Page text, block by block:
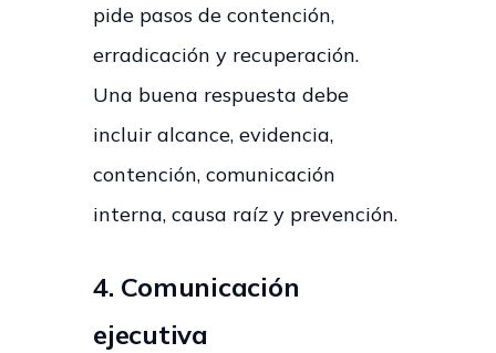
pide pasos de contención,
erradicación y recuperación.
Una buena respuesta debe
incluir alcance, evidencia,
contención, comunicación
interna, causa raíz y prevención.
4. Comunicación
ejecutiva